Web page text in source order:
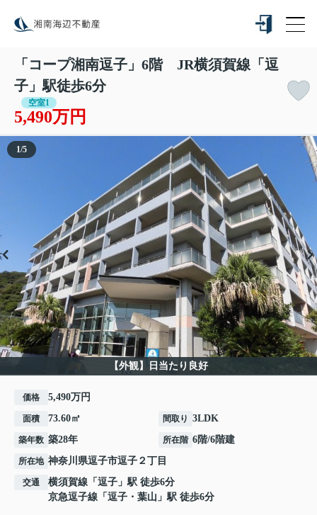
「コープ湘南逗子」6階 JR横須賀線「逗
子」駅徒歩6分
空室1
5,490万円
【外観】日当たり良好
1/5
価格 5,490万円
面積 73.60㎡ 間取り 3LDK
築年数 築28年 所在階 6階/6階建
所在地 神奈川県逗子市逗子 ２丁目
交通 横須賀線 「 逗子 」駅 徒歩6分
京急逗子線 「 逗子・葉山 」駅 徒歩6分